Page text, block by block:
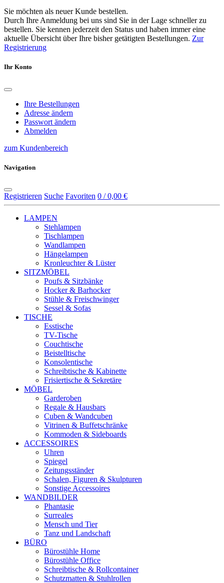
Sie möchten als neuer Kunde bestellen.
Durch Ihre Anmeldung bei uns sind Sie in der Lage schneller zu
bestellen. Sie kennen jederzeit den Status und haben immer eine
aktuelle Übersicht über Ihre bisher getätigten Bestellungen. Zur
Registrierung
Ihr Konto
Ihre Bestellungen
Adresse ändern
Passwort ändern
Abmelden
zum Kundenbereich
Navigation
Registrieren Suche Favoriten 0 / 0,00 €
LAMPEN
Stehlampen
Tischlampen
Wandlampen
Hängelampen
Kronleuchter & Lüster
SITZMÖBEL
Poufs & Sitzbänke
Hocker & Barhocker
Stühle & Freischwinger
Sessel & Sofas
TISCHE
Esstische
TV-Tische
Couchtische
Beistelltische
Konsolentische
Schreibtische & Kabinette
Frisiertische & Sekretäre
MÖBEL
Garderoben
Regale & Hausbars
Cuben & Wandcuben
Vitrinen & Buffetschränke
Kommoden & Sideboards
ACCESSOIRES
Uhren
Spiegel
Zeitungsständer
Schalen, Figuren & Skulpturen
Sonstige Accessoires
WANDBILDER
Phantasie
Surreales
Mensch und Tier
Tanz und Landschaft
BÜRO
Bürostühle Home
Bürostühle Office
Schreibtische & Rollcontainer
Schutzmatten & Stuhlrollen